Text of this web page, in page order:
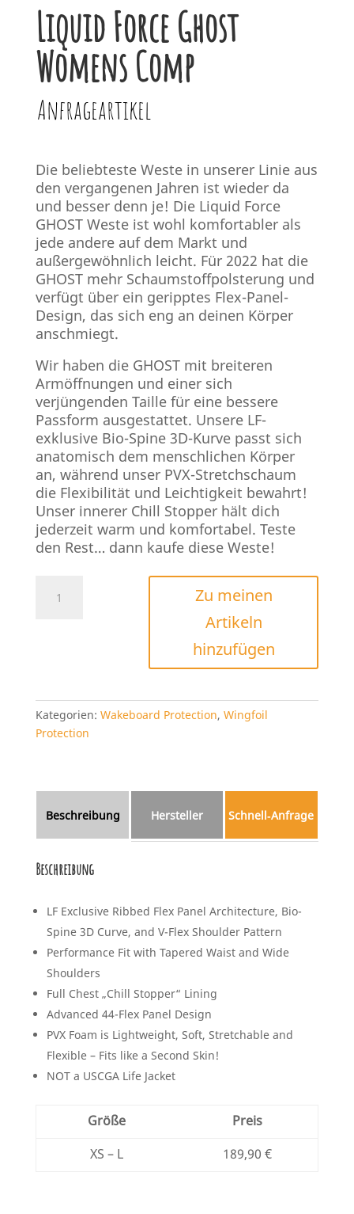
Liquid Force Ghost
Womens Comp
Anfrageartikel
Die beliebteste Weste in unserer Linie aus
den vergangenen Jahren ist wieder da
und besser denn je! Die Liquid Force
GHOST Weste ist wohl komfortabler als
jede andere auf dem Markt und
außergewöhnlich leicht. Für 2022 hat die
GHOST mehr Schaumstoffpolsterung und
verfügt über ein geripptes Flex-Panel-
Design, das sich eng an deinen Körper
anschmiegt.
Wir haben die GHOST mit breiteren
Armöffnungen und einer sich
verjüngenden Taille für eine bessere
Passform ausgestattet. Unsere LF-
exklusive Bio-Spine 3D-Kurve passt sich
anatomisch dem menschlichen Körper
an, während unser PVX-Stretchschaum
die Flexibilität und Leichtigkeit bewahrt!
Unser innerer Chill Stopper hält dich
jederzeit warm und komfortabel. Teste
den Rest… dann kaufe diese Weste!
Force
Zu meinen
Artikeln
hinzufügen
Kategorien: Wakeboard Protection, Wingfoil
Protection
Beschreibung Hersteller Schnell‑Anfrage
Beschreibung
LF Exclusive Ribbed Flex Panel Architecture, Bio-
Spine 3D Curve, and V-Flex Shoulder Pattern
Performance Fit with Tapered Waist and Wide
Shoulders
Full Chest „Chill Stopper“ Lining
Advanced 44-Flex Panel Design
PVX Foam is Lightweight, Soft, Stretchable and
Flexible – Fits like a Second Skin!
NOT a USCGA Life Jacket
Größe
Preis
XS – L
189,90 €